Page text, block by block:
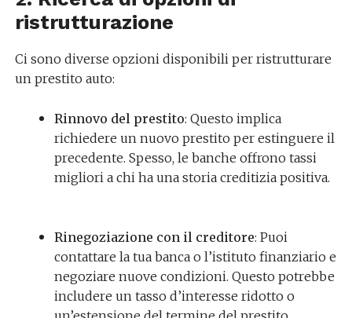
ristrutturazione
Ci sono diverse opzioni disponibili per ristrutturare
un prestito auto:
Rinnovo del prestito: Questo implica
richiedere un nuovo prestito per estinguere il
precedente. Spesso, le banche offrono tassi
migliori a chi ha una storia creditizia positiva.
Rinegoziazione con il creditore: Puoi
contattare la tua banca o l’istituto finanziario e
negoziare nuove condizioni. Questo potrebbe
includere un tasso d’interesse ridotto o